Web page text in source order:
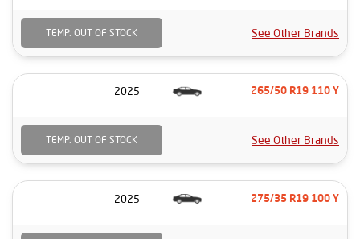
See Other Brands
TEMP. OUT OF STOCK
265/50 R19 110 Y
2025
See Other Brands
TEMP. OUT OF STOCK
275/35 R19 100 Y
2025